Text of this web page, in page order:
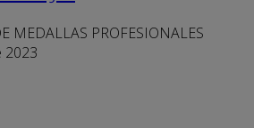
MEDALLAS PROFESIONALES
2023